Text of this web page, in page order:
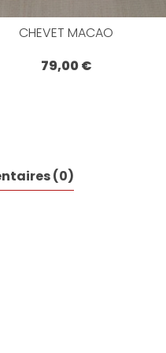
CHEVET MACAO
79,00 €
(0)